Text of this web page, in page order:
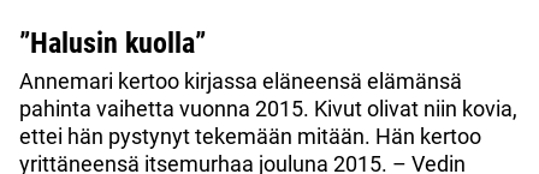
”Halusin kuolla”
Annemari kertoo kirjassa eläneensä elämänsä
pahinta vaihetta vuonna 2015. Kivut olivat niin kovia,
ettei hän pystynyt tekemään mitään. Hän kertoo
yrittäneensä itsemurhaa jouluna 2015. – Vedin